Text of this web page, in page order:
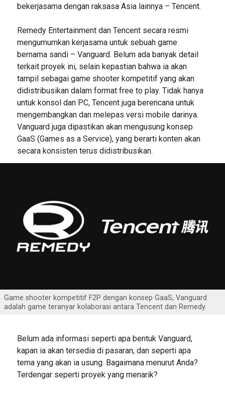
bekerjasama dengan raksasa Asia lainnya – Tencent.
Remedy Entertainment dan Tencent secara resmi
mengumumkan kerjasama untuk sebuah game
bernama sandi – Vanguard. Belum ada banyak detail
terkait proyek ini, selain kepastian bahwa ia akan
tampil sebagai game shooter kompetitif yang akan
didistribusikan dalam format free to play. Tidak hanya
untuk konsol dan PC, Tencent juga berencana untuk
mengembangkan dan melepas versi mobile darinya.
Vanguard juga dipastikan akan mengusung konsep
GaaS (Games as a Service), yang berarti konten akan
secara konsisten terus didistribusikan.
Game shooter kompetitif F2P dengan konsep GaaS, Vanguard
adalah game teranyar kolaborasi antara Tencent dan Remedy.
Belum ada informasi seperti apa bentuk Vanguard,
kapan ia akan tersedia di pasaran, dan seperti apa
tema yang akan ia usung. Bagaimana menurut Anda?
Terdengar seperti proyek yang menarik?